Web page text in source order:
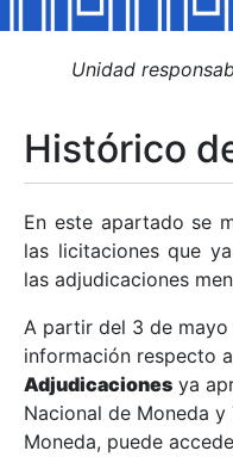
Mostrar/Ocultar
Mostrar/Ocultar
Mostrar/Ocultar
Mostrar/Ocultar
Unidad
Histórico
En este apartado se
las licitaciones que
las adjudicaciones
A partir del 3 de
información respecto a
Adjudicaciones ya
Nacional de Moneda
Moneda, puede